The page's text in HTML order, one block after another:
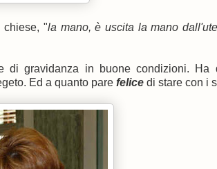
chiese, "la mano, è uscita la mano
di gravidanza in buone condizioni. Ha
Ed a quanto pare felice di stare con i